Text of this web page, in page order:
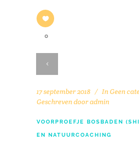
0
17 september 2018 InGeen
Geschreven dooradmin
VOORPROEFJE BOSBADEN
EN NATUURCOACHING